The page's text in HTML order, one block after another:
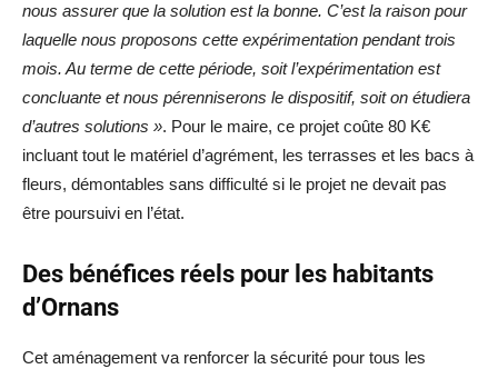
nous assurer que la solution est la bonne. C’est la raison pour
laquelle nous proposons cette expérimentation pendant trois
mois. Au terme de cette période, soit l’expérimentation est
concluante et nous pérenniserons le dispositif, soit on étudiera
d’autres solutions ». Pour le maire, ce projet coûte 80 K€
incluant tout le matériel d’agrément, les terrasses et les bacs à
fleurs, démontables sans difficulté si le projet ne devait pas
être poursuivi en l’état.
Des bénéfices réels pour les habitants
d’Ornans
Cet aménagement va renforcer la sécurité pour tous les